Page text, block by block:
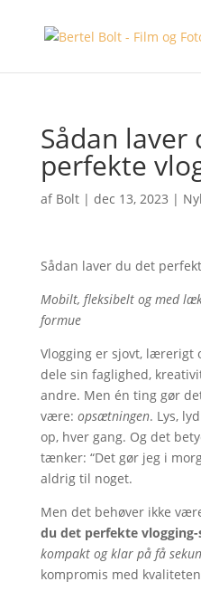
Sådan laver
perfekte
af Bolt| dec 13, 2023 |
Sådan laver du det
Mobilt, fleksibelt og med
formue
Vlogging er sjovt, lærerigt
dele sin faglighed,
andre. Men én ting gør
være: opsætningen. Lys,
op, hver gang. Og det
tænker: “Det gør jeg i
aldrig til noget.
Men det behøver ikke
du det perfekte
kompakt og klar på få
kompromis med